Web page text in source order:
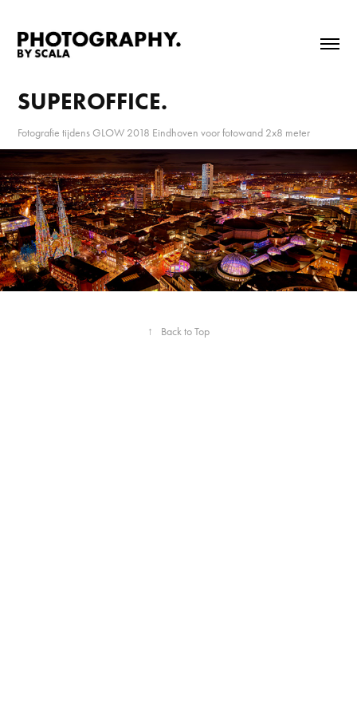
SUPEROFFICE.
Fotografie tijdens GLOW 2018 Eindhoven voor fotowand 2x8 meter
↑ Back to Top